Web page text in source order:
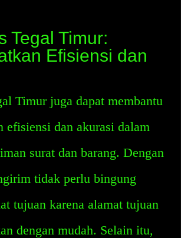
Tegal Timur:
Efisiensi dan
Timur juga dapat membantu
efisiensi dan akurasi dalam
surat dan barang. Dengan
tidak perlu bingung
tujuan karena alamat tujuan
dengan mudah. Selain itu,